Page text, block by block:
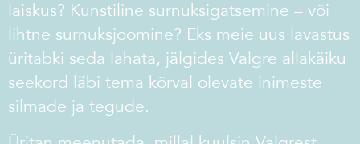
laiskus? Kunstiline surnuksigatsemine – või
lihtne surnuksjoomine? Eks meie uus lavastus
üritabki seda lahata, jälgides Valgre allakäiku
seekord läbi tema kõrval olevate inimeste
silmade ja tegude.